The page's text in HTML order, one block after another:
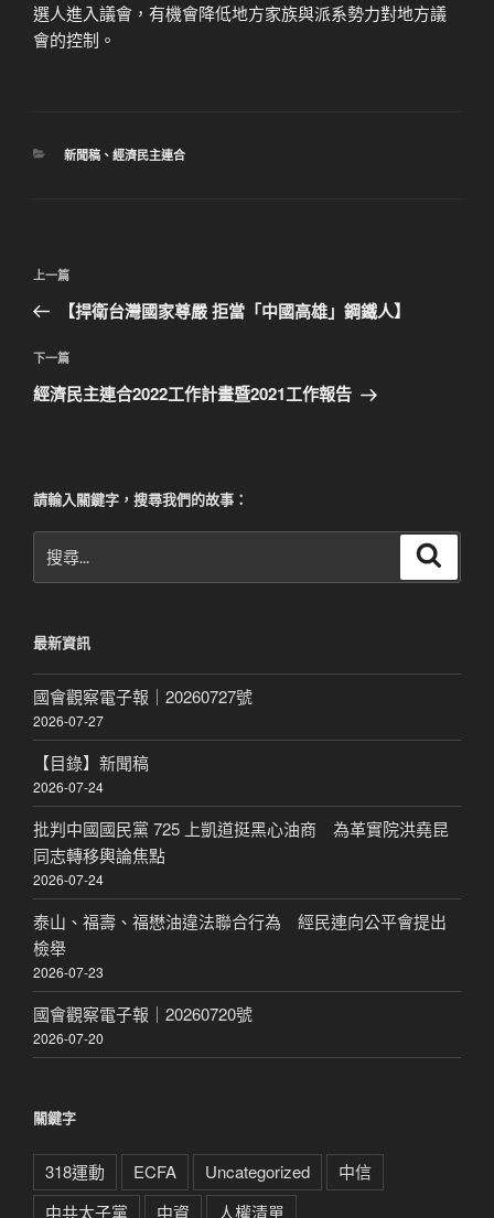
選人進入議會，有機會降低地方家族與派系勢力對地方議
會的控制。
分
新聞稿、 經濟民主連合
文
導
覽
上
一
文
章
上一篇
【捍衛台灣國家尊嚴 拒當「中國高雄」鋼鐵人】
下
一
下一篇
經濟民主連合2022工作計畫暨2021工作報告
請輸入關鍵字，搜尋我們的故事：
尋
字:
最新資訊
國會觀察電子報｜20260727號
2026-07-27
【目錄】新聞稿
2026-07-24
批判中國國民黨 725 上凱道挺黑心油商 為革實院洪堯昆
同志轉移輿論焦點
2026-07-24
泰山、福壽、福懋油違法聯合行為 經民連向公平會提出
檢舉
2026-07-23
國會觀察電子報｜20260720號
2026-07-20
關鍵字
318運動 ECFA Uncategorized
中信
中共太子黨
中資 人權清單